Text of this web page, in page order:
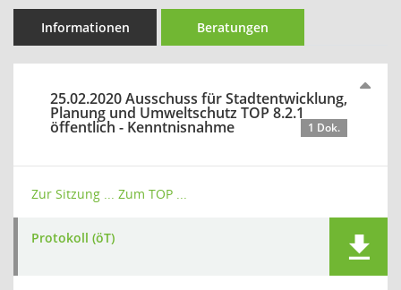
Informationen Beratungen
25.02.2020 Ausschuss für Stadtentwicklung,
Planung und Umweltschutz TOP 8.2.1
öffentlich - Kenntnisnahme 1 Dok.
Zur Sitzung ... Zum TOP ...
Protokoll (öT)